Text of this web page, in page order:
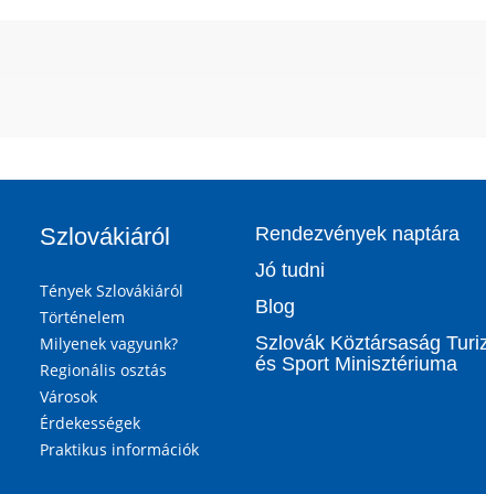
Szlovákiáról
Tények Szlovákiáról
Történelem
Milyenek vagyunk?
Regionális osztás
Városok
Érdekességek
Praktikus információk
Rendezvények naptára
Jó tudni
Blog
Szlovák Köztársaság
és Sport Minisztériuma